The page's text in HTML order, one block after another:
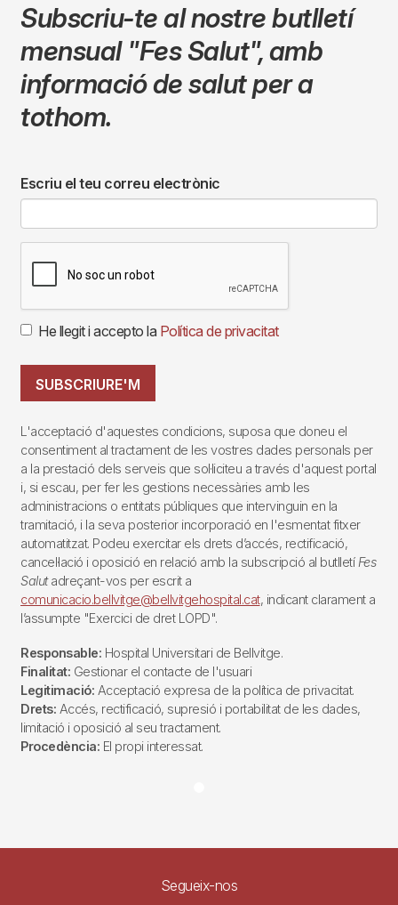
Subscriu-te al nostre butlletí
mensual "Fes Salut",amb
informació de salut per a
tothom.
Escriu el teu correu electrònic
He llegit i accepto la Política de privacitat
SUBSCRIURE'M
L'acceptació d'aquestes condicions, suposa que doneu el
consentiment al tractament de les vostres dades personals per
a la prestació dels serveis que sol·liciteu a través d'aquest portal
i, si escau, per fer les gestions necessàries amb les
administracions o entitats públiques que intervinguin en la
tramitació, i la seva posterior incorporació en l'esmentat fitxer
automatitzat. Podeu exercitar els drets d’accés, rectificació,
cancel·lació i oposició en relació amb la subscripció al butlletí Fes
Salutadreçant-vos per escrit a
comunicacio.bellvitge@bellvitgehospital.cat, indicant clarament a
l’assumpte "Exercici de dret LOPD".
Responsable: Hospital Universitari de Bellvitge.
Finalitat: Gestionar el contacte de l'usuari
Legitimació: Acceptació expresa de la política de privacitat.
Drets: Accés, rectificació, supresió i portabilitat de les dades,
limitació i oposició al seu tractament.
Procedència: El propi interessat.
Segueix-nos